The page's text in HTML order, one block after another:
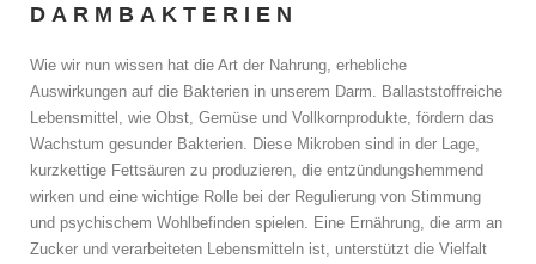
DARMBAKTERIEN
Wie wir nun wissen hat die Art der Nahrung, erhebliche
Auswirkungen auf die Bakterien in unserem Darm. Ballaststoffreiche
Lebensmittel, wie Obst, Gemüse und Vollkornprodukte, fördern das
Wachstum gesunder Bakterien. Diese Mikroben sind in der Lage,
kurzkettige Fettsäuren zu produzieren, die entzündungshemmend
wirken und eine wichtige Rolle bei der Regulierung von Stimmung
und psychischem Wohlbefinden spielen. Eine Ernährung, die arm an
Zucker und verarbeiteten Lebensmitteln ist, unterstützt die Vielfalt